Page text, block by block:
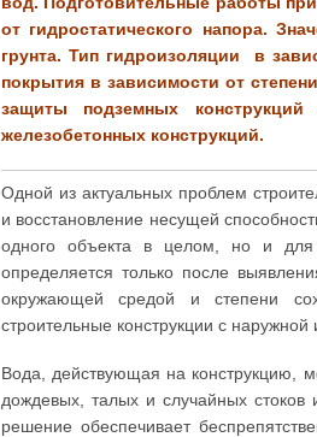
от гидростатического напора.
грунта. Тип гидроизоляции в
покрытия в зависимости от
защиты подземных
железобетонных конструкций.
Одной из актуальных проблем
и восстановление несущей
одного объекта в целом, но и для
определяется только после
окружающей средой и степени
строительные конструкции с
Вода, действующая на конструкцию,
дождевых, талых и случайных стоков
решение обеспечивает